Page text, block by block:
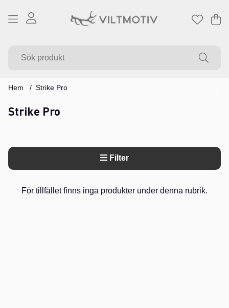
.
Hem Strike Pro
Strike Pro
Filter
Produkter
För tillfället finns inga produkter under denna rubrik.